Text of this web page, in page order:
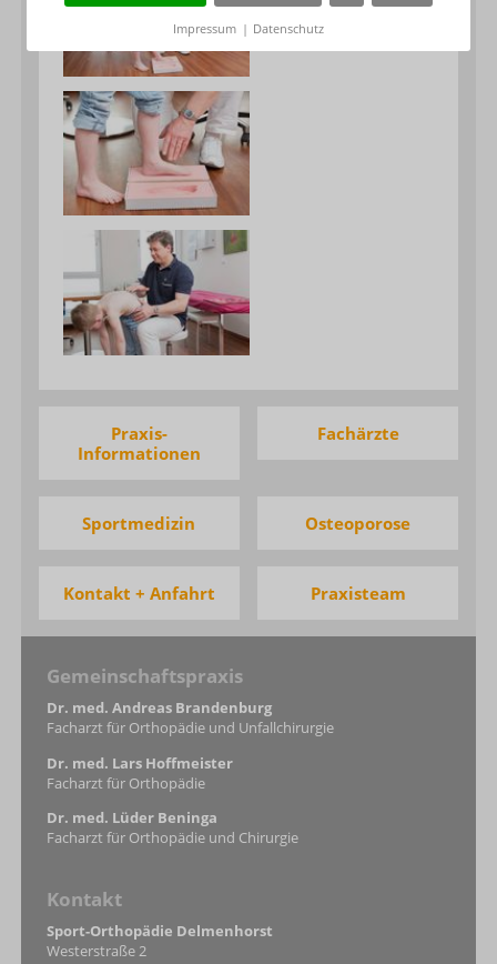
Impressum | Datenschutz
Praxis-
Informationen
Fachärzte
Sportmedizin Osteoporose
Kontakt + Anfahrt Praxisteam
Gemeinschaftspraxis
Dr. med. Andreas Brandenburg
Facharzt für Orthopädie und Unfallchirurgie
Dr. med. Lars Hoffmeister
Facharzt für Orthopädie
Dr. med. Lüder Beninga
Facharzt für Orthopädie und Chirurgie
Kontakt
Sport-Orthopädie Delmenhorst
Westerstraße 2